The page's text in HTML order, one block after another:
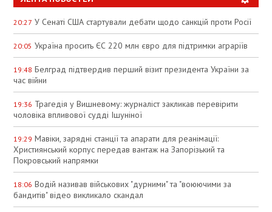
20:27 У Сенаті США стартували дебати щодо санкцій проти Росії
20:05 Україна просить ЄС 220 млн євро для підтримки аграріїв
19:48 Белград підтвердив перший візит президента України за
час війни
19:36 Трагедія у Вишневому: журналіст закликав перевірити
чоловіка впливової судді Ішуніної
19:29 Мавіки, зарядні станції та апарати для реанімації:
Християнський корпус передав вантаж на Запорізький та
Покровський напрямки
18:06 Водій називав військових "дурними" та "воюючими за
бандитів" відео викликало скандал